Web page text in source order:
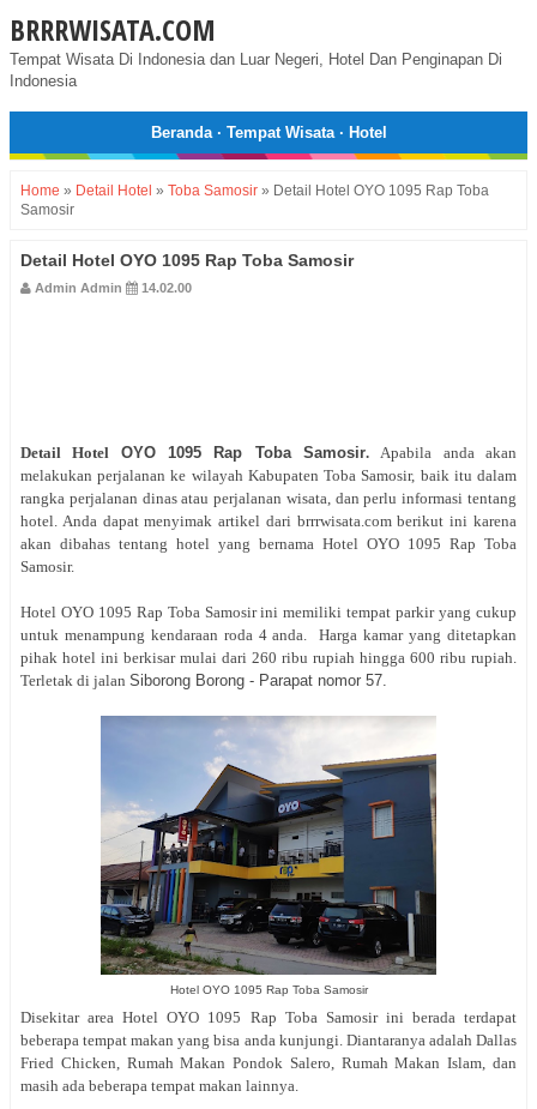
BRRRWISATA.COM
Tempat Wisata Di Indonesia dan Luar Negeri, Hotel Dan Penginapan Di
Indonesia
Beranda· Tempat Wisata· Hotel
Home » Detail Hotel » Toba Samosir » Detail Hotel OYO 1095 Rap Toba
Samosir
Detail Hotel OYO 1095 Rap Toba Samosir
Admin Admin 14.02.00
Detail Hotel OYO 1095 Rap Toba Samosir.Apabila anda akan
melakukan perjalanan ke wilayah Kabupaten Toba Samosir, baik itu dalam
rangka perjalanan dinas atau perjalanan wisata, dan perlu informasi tentang
hotel. Anda dapat menyimak artikel dari brrrwisata.com berikut ini karena
akan dibahas tentang hotel yang bernama Hotel OYO 1095 Rap Toba
Samosir.
Hotel OYO 1095 Rap Toba Samosir ini memiliki tempat parkir yang cukup
untuk menampung kendaraan roda 4 anda. Harga kamar yang ditetapkan
pihak hotel ini berkisar mulai dari 260 ribu rupiah hingga 600 ribu rupiah.
Terletak di jalan Siborong Borong - Parapat nomor 57.
Hotel OYO 1095 Rap Toba Samosir
Disekitar area Hotel OYO 1095 Rap Toba Samosir ini berada terdapat
beberapa tempat makan yang bisa anda kunjungi. Diantaranya adalah Dallas
Fried Chicken, Rumah Makan Pondok Salero, Rumah Makan Islam, dan
masih ada beberapa tempat makan lainnya.